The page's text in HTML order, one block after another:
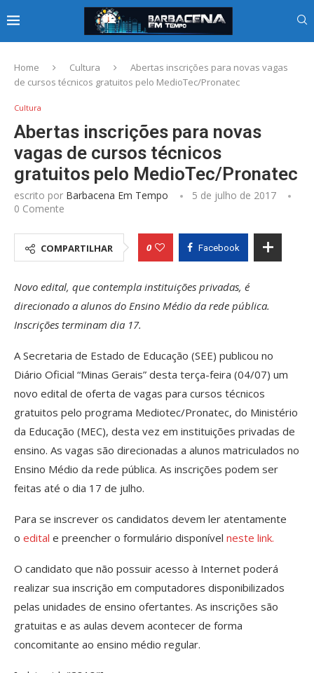
Home Cultura
Abertas inscrições para novas vagas
de cursos técnicos gratuitos pelo MedioTec/Pronatec
Cultura
Abertas inscrições para novas
vagas de cursos técnicos
gratuitos pelo MedioTec/Pronatec
escrito por Barbacena Em Tempo
5 de julho de 2017
0 Comente
COMPARTILHAR 0 Facebook
Novo edital, que contempla instituições privadas, é
direcionado a alunos do Ensino Médio da rede pública.
Inscrições terminam dia 17.
A Secretaria de Estado de Educação (SEE) publicou no
Diário Oficial “Minas Gerais” desta terça-feira (04/07) um
novo edital de oferta de vagas para cursos técnicos
gratuitos pelo programa Mediotec/Pronatec, do Ministério
da Educação (MEC), desta vez em instituições privadas de
ensino. As vagas são direcionadas a alunos matriculados no
Ensino Médio da rede pública. As inscrições podem ser
feitas até o dia 17 de julho.
Para se inscrever os candidatos devem ler atentamente
o edital e preencher o formulário disponível neste link.
O candidato que não possuir acesso à Internet poderá
realizar sua inscrição em computadores disponibilizados
pelas unidades de ensino ofertantes. As inscrições são
gratuitas e as aulas devem acontecer de forma
concomitante ao ensino médio regular.